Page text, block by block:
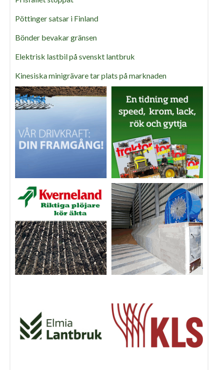
Pöttinger satsar i Finland
Bönder bevakar gränsen
Elektrisk lastbil på svenskt lantbruk
Kinesiska minigrävare tar plats på marknaden